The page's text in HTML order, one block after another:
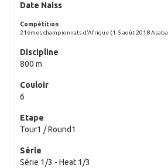
21èmes championnats d'Afrique (1-5 août 2018 Asaba
800 m
6
Tour1 / Round1
Série 1/3 - Heat 1/3